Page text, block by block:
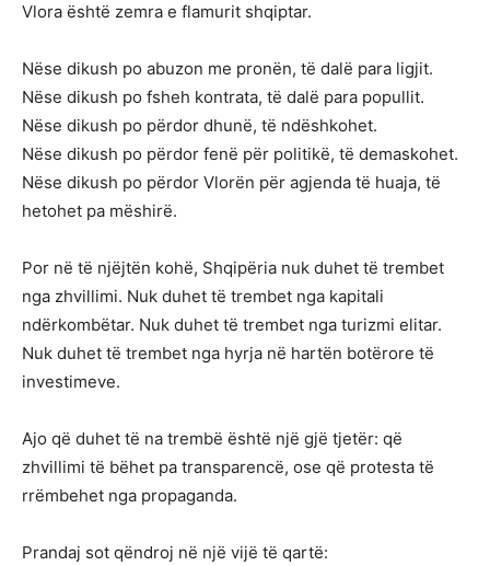
Vlora është zemra e flamurit shqiptar.
Nëse dikush po abuzon me pronën, të dalë para ligjit.
Nëse dikush po fsheh kontrata, të dalë para popullit.
Nëse dikush po përdor dhunë, të ndëshkohet.
Nëse dikush po përdor fenë për politikë, të demaskohet.
Nëse dikush po përdor Vlorën për agjenda të huaja, të
hetohet pa mëshirë.
Por në të njëjtën kohë, Shqipëria nuk duhet të trembet
nga zhvillimi. Nuk duhet të trembet nga kapitali
ndërkombëtar. Nuk duhet të trembet nga turizmi elitar.
Nuk duhet të trembet nga hyrja në hartën botërore të
investimeve.
Ajo që duhet të na trembë është një gjë tjetër: që
zhvillimi të bëhet pa transparencë, ose që protesta të
rrëmbehet nga propaganda.
Prandaj sot qëndroj në një vijë të qartë: